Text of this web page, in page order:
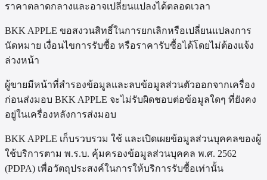
ราคาตลาดกลางและอาจเปลี่ยนแปลงได้ตลอดเวลา
BKK APPLE ขอสงวนสิทธิ์ในการยกเลิกหรือเปลี่ยนแปลงการ
นัดหมาย เงื่อนไขการรับซื้อ หรือราคารับซื้อได้โดยไม่ต้องแจ้ง
ล่วงหน้า
ผู้ขายมีหน้าที่สำรองข้อมูลและลบข้อมูลส่วนตัวออกจากเครื่อง
ก่อนส่งมอบ BKK APPLE จะไม่รับผิดชอบต่อข้อมูลใดๆ ที่ยังคง
อยู่ในเครื่องหลังการส่งมอบ
BKK APPLE เก็บรวบรวม ใช้ และเปิดเผยข้อมูลส่วนบุคคลของผู้
ใช้บริการตาม พ.ร.บ. คุ้มครองข้อมูลส่วนบุคคล พ.ศ. 2562
(PDPA) เพื่อวัตถุประสงค์ในการให้บริการรับซื้อเท่านั้น